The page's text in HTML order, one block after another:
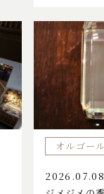
オルゴー
2026.07.08